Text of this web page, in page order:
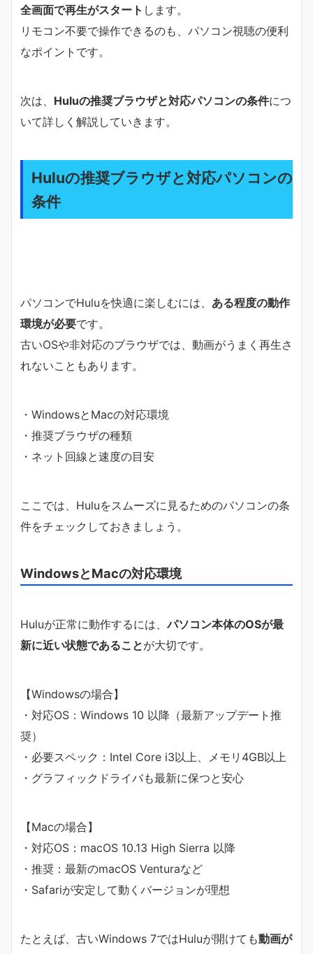
全画面で再生がスタート します。
リモコン不要で操作できるのも、パソコン視聴の便利
なポイントです。
次は、 Huluの推奨ブラウザと対応パソコンの条件につ
いて詳しく解説していきます。
Huluの推奨ブラウザと対応パソコンの
条件
パソコンでHuluを快適に楽しむには、 ある程度の動作
環境が必要です。
古いOSや非対応のブラウザでは、動画がうまく再生さ
れないこともあります。
・WindowsとMacの対応環境
・推奨ブラウザの種類
・ネット回線と速度の目安
ここでは、Huluをスムーズに見るためのパソコンの条
件をチェックしておきましょう。
WindowsとMacの対応環境
Huluが正常に動作するには、パソコン本体のOSが最
新に近い状態であることが大切です。
【Windowsの場合】
・対応OS：Windows 10 以降（最新アップデート推
奨）
・必要スペック：Intel Core i3以上、メモリ4GB以上
・グラフィックドライバも最新に保つと安心
【Macの場合】
・対応OS：macOS 10.13 High Sierra 以降
・推奨：最新のmacOS Venturaなど
・Safariが安定して動くバージョンが理想
たとえば、古いWindows 7ではHuluが開けても動画が